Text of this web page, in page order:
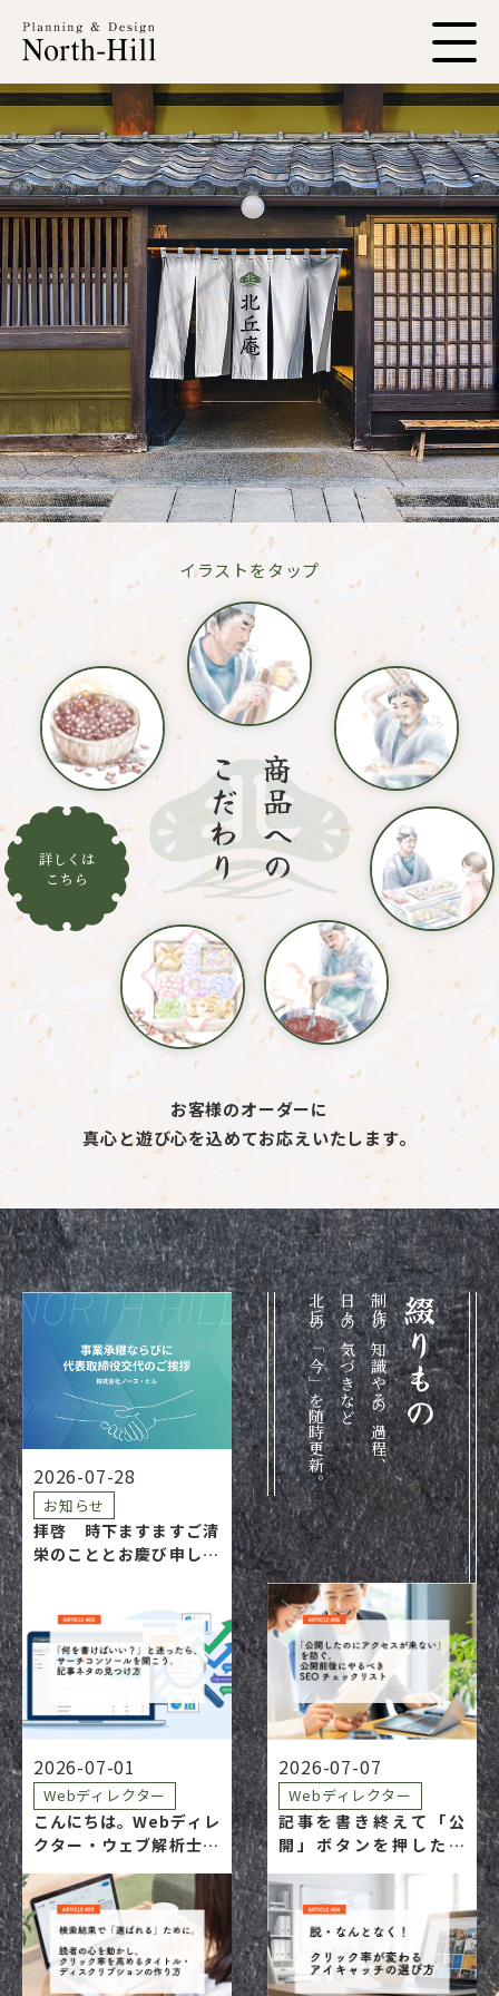
イラストをタップ
詳しくは
こちら
商品への
こだわり
お客様のオーダーに
真心と遊び心を込めてお応えいたします。
綴りもの
制作の知識やその過程、
日々の気づきなど
北丘の「今」を随時更新。
2026-07-28
お知らせ
拝啓 時下ますますご清
栄のこととお慶び申し上
し上げます。 さて、この
たび株式会社ノース・ヒ
ルは事業承継に行い、令
和8年7月1日付で代表取
締役を西村和志に代わ…
2026-07-07
Webディレクター
記事を書き終えて「公
開」ボタンを押した瞬
た〜！」とホッとします
よね。でも実は、公開は
ゴールじゃなくて、公開
こそが本当のスタートラ
インなんです。一生懸命
2026-07-01
Webディレクター
こんにちは。Webディレ
クター・ウェブ解析士の
ろ更新しなきゃ……で
も、何を書けばいいかわ
からない」 そんなとき、
ついつい「なんとなく書
けそうなこと」や「競合